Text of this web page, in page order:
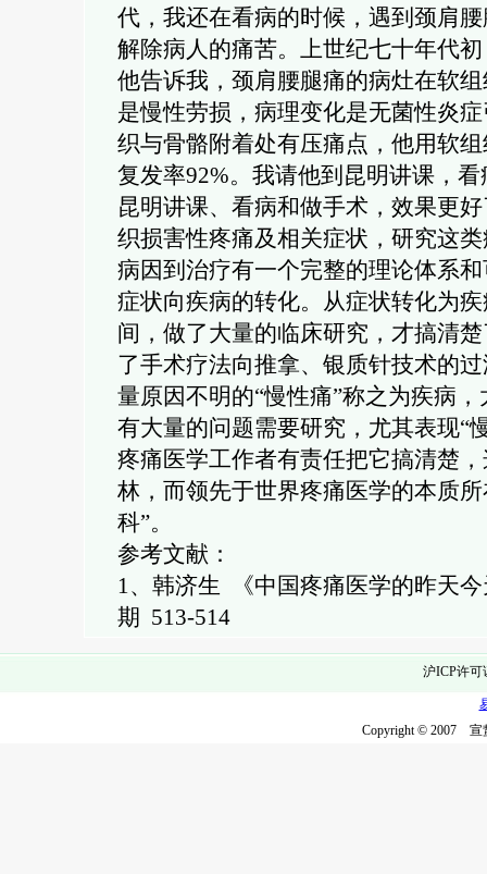
代，我还在看病的时候，遇到颈肩
解除病人的痛苦。上世纪七十年代
他告诉我，颈肩腰腿痛的病灶在软
是慢性劳损，病理变化是无菌性炎
织与骨骼附着处有压痛点，他用软
复发率92%。我请他到昆明讲课，
昆明讲课、看病和做手术，效果更
织损害性疼痛及相关症状，研究这
病因到治疗有一个完整的理论体系
症状向疾病的转化。从症状转化为
间，做了大量的临床研究，才搞清
了手术疗法向推拿、银质针技术的
量原因不明的“慢性痛”称之为疾病
有大量的问题需要研究，尤其表现“
疼痛医学工作者有责任把它搞清楚
林，而领先于世界疼痛医学的本质
科”。
参考文献：
1、韩济生 《中国疼痛医学的昨天
期 513-514
沪ICP许可
Copyright © 2007 宣